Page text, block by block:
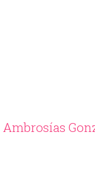
Ambrosías